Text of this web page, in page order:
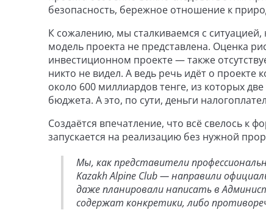
безопасность, бережное отношение к
К сожалению, мы сталкиваемся с
модель проекта не представлена. Оценка
инвестиционном проекте — также
никто не видел. А ведь речь идёт о
около 600 миллиардов тенге, из которых
бюджета. А это, по сути, деньги
Создаётся впечатление, что всё свелось к
запускается на реализацию без нужной
Мы, как представители
Kazakh Alpine Club — направили
даже планировали написать в
содержат конкретики, либо